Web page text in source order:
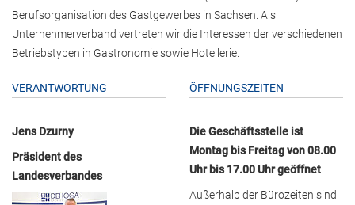
Berufsorganisation des Gastgewerbes in Sachsen. Als
Unternehmerverband vertreten wir die Interessen der verschiedenen
Betriebstypen in Gastronomie sowie Hotellerie.
VERANTWORTUNG
Jens Dzurny
Präsident des
Landesverbandes
ÖFFNUNGSZEITEN
Die Geschäftsstelle ist
Montag bis Freitag von 08.00
Uhr bis 17.00 Uhr geöffnet
Außerhalb der Bürozeiten sind